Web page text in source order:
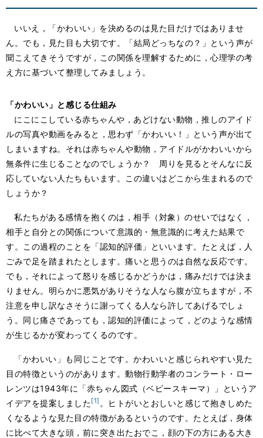
いいえ，「かわいい」を決めるのは見た目だけではありませ
ん。でも，見た目も大切です。「結局どっちなの？」という声が
聞こえてきそうですが，この関係を理解するために，心理学の考
え方に基づいて整理してみましょう。
「かわいい」と感じる仕組み
にこにこしている赤ちゃんや，あどけない動物，推しのアイド
ルの写真や動画をみると，思わず「かわいい！」という声が出て
しまいますね。それは赤ちゃんや動物，アイドルがかわいいから
無条件に生じることなのでしょうか？ 周りを見るとそんなに反
応していない人たちもいます。この違いはどこから生まれるので
しょうか？
私たちがある感情を抱くのは，相手（対象）のせいではなく，
相手と自分との関係について意識的・無意識的に考えた結果で
す。この過程のことを「認知的評価」といいます。たとえば，人
ごみで足を踏まれたとします。痛いと思うのは自然な反応です。
でも，それによって怒りを感じるかどうかは，痛みだけでは決ま
りません。明らかに悪気がありそうな人なら腹が立ちますが，不
注意を申し訳なさそうに謝ってくる人なら許してあげるでしょ
う。同じ痛さであっても，認知的評価によって，どのような感情
が生じるかが変わってくるのです。
「かわいい」も同じことです。かわいいと感じられやすい見た
目の特徴というのがあります。動物行動学者のコンラート・ロー
レンツは1943年に「赤ちゃん図式（ベビースキーマ）」というア
イデアを提案しました [1] 。ヒトがいとおしいと感じて抱きしめた
くなるような見た目の特徴があるというのです。たとえば，身体
に比べて大きな頭，前に突き出たおでこ，顔の下の方にある大き